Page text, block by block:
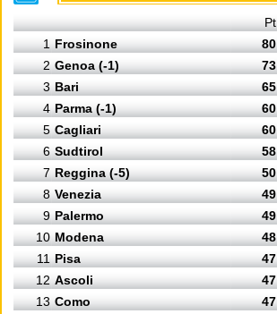
Pt
1 Frosinone 80
2 Genoa (-1) 73
3 Bari 65
4 Parma (-1) 60
5 Cagliari 60
6 Sudtirol 58
7 Reggina (-5) 50
8 Venezia 49
9 Palermo 49
10 Modena 48
11 Pisa 47
12 Ascoli 47
13 Como 47